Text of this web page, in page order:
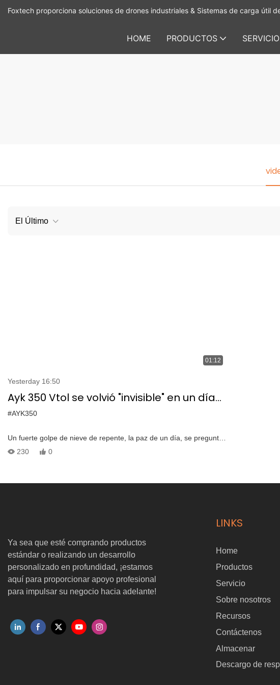
Foxtech proporciona soluciones de drones industriales & Sistemas de carga útil
HOME PRODUCTOS SERVICIO
El Último
01:12
Yesterday 16:50
Ayk 350 Vtol se volvió "invisible" en un día
nevado
#AYK350
Un fuerte golpe de nieve de repente, la paz de un día, se pregunta
cómo se desempeña un enorme VTOL en un clima nevado. Vamos
230 0
Ya sea que esté comprando productos
estándar o realizando un desarrollo
personalizado en profundidad, ¡estamos
aquí para proporcionar apoyo profesional
para impulsar su negocio hacia adelante!
LINKS
Home
Productos
Servicio
Sobre nosotros
Recursos
Contáctenos
Almacenar
Descargo de